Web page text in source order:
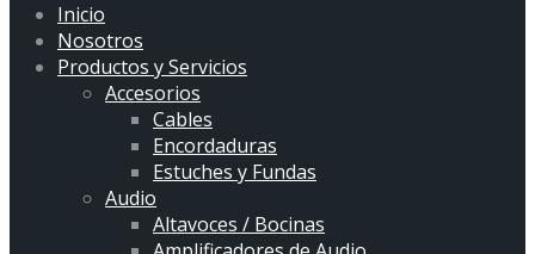
Inicio
Nosotros
Productos y Servicios
Accesorios
Cables
Encordaduras
Estuches y Fundas
Audio
Altavoces / Bocinas